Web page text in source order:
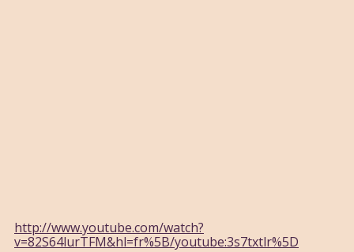
http://www.youtube.com/watch?
v=82S64lurTFM&hl=fr%5B/youtube:3s7txtlr%5D